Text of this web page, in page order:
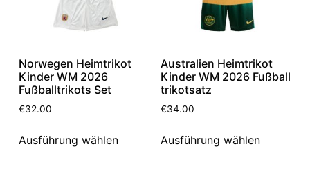
Norwegen Heimtrikot
Kinder WM 2026
Fußballtrikots Set
€32.00
Ausführung wählen
Australien Heimtrikot
Kinder WM 2026 Fußball
trikotsatz
€34.00
Ausführung wählen